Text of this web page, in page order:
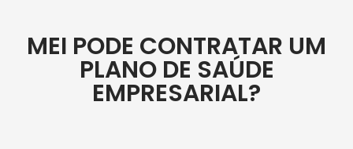
MEI PODE CONTRATAR UM
PLANO DE SAÚDE
EMPRESARIAL?